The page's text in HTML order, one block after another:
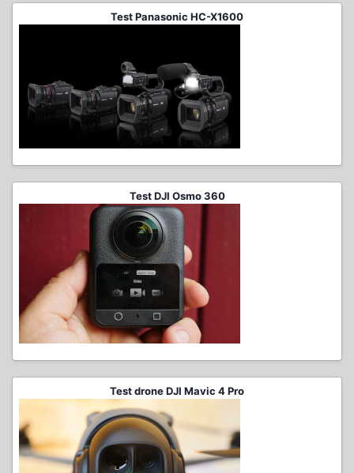
Test Panasonic HC-X1600
Test DJI Osmo 360
Test drone DJI Mavic 4 Pro